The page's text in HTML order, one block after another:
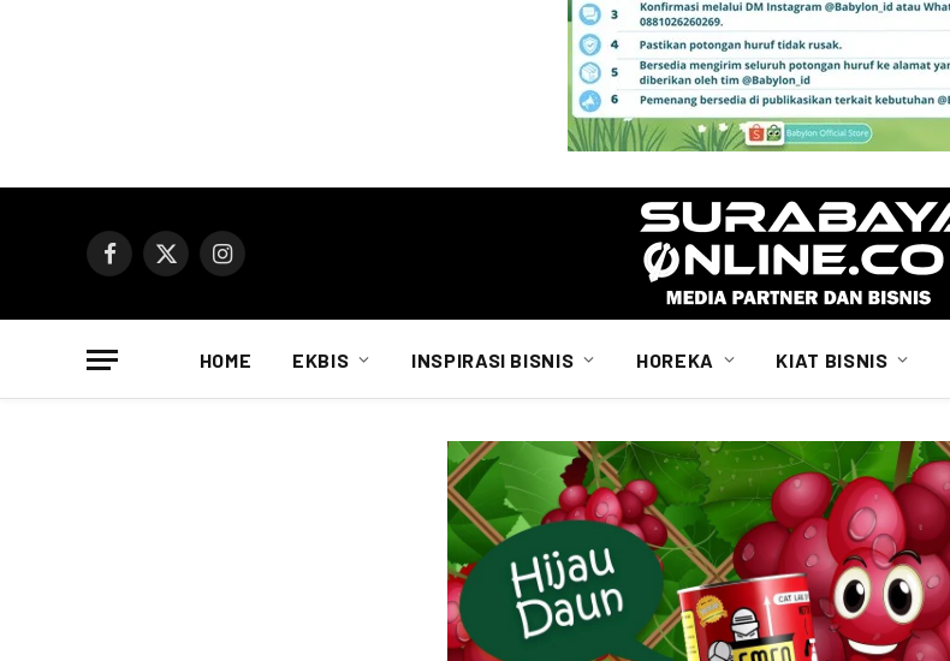
Facebook
X
Instagram
HOME EKBIS INSPIRASI BISNIS HOREKA KIAT BISNIS